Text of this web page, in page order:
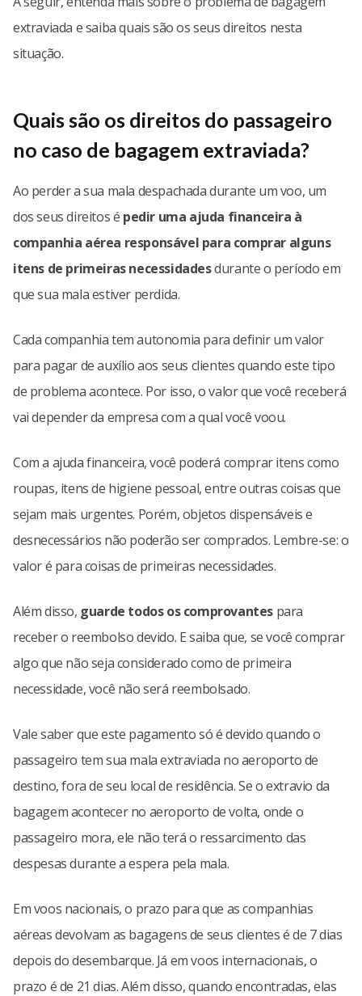
extraviada e saiba quais são os seus direitos nesta
situação.
Quais são os direitos do passageiro
no caso de bagagem extraviada?
Ao perder a sua mala despachada durante um voo, um
dos seus direitos é pedir uma ajuda financeira à
companhia aérea responsável para comprar alguns
itens de primeiras necessidadesdurante o período em
que sua mala estiver perdida.
Cada companhia tem autonomia para definir um valor
para pagar de auxílio aos seus clientes quando este tipo
de problema acontece. Por isso, o valor que você receberá
vai depender da empresa com a qual você voou.
Com a ajuda financeira, você poderá comprar itens como
roupas, itens de higiene pessoal, entre outras coisas que
sejam mais urgentes. Porém, objetos dispensáveis e
desnecessários não poderão ser comprados. Lembre-se: o
valor é para coisas de primeiras necessidades.
Além disso, guarde todos os comprovantes para
receber o reembolso devido. E saiba que, se você comprar
algo que não seja considerado como de primeira
necessidade, você não será reembolsado.
Vale saber que este pagamento só é devido quando o
passageiro tem sua mala extraviada no aeroporto de
destino, fora de seu local de residência. Se o extravio da
bagagem acontecer no aeroporto de volta, onde o
passageiro mora, ele não terá o ressarcimento das
despesas durante a espera pela mala.
Em voos nacionais, o prazo para que as companhias
aéreas devolvam as bagagens de seus clientes é de 7 dias
depois do desembarque. Já em voos internacionais, o
prazo é de 21 dias. Além disso, quando encontradas, elas